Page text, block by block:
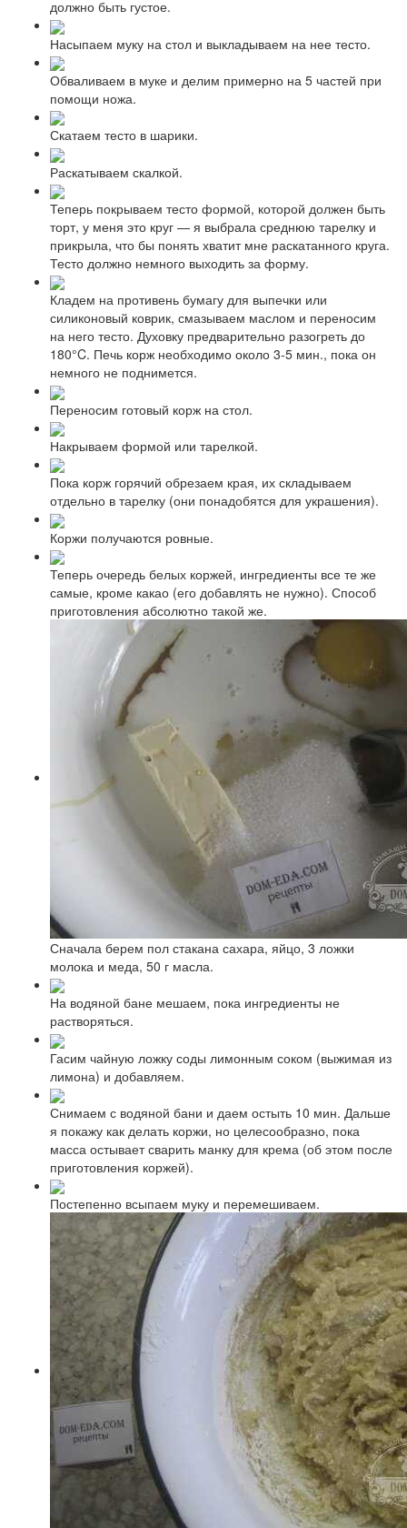
должно быть густое.
Насыпаем муку на стол и выкладываем на нее тесто.
Обваливаем в муке и делим примерно на 5 частей при
помощи ножа.
Скатаем тесто в шарики.
Раскатываем скалкой.
Теперь покрываем тесто формой, которой должен быть
торт, у меня это круг — я выбрала среднюю тарелку и
прикрыла, что бы понять хватит мне раскатанного круга.
Тесто должно немного выходить за форму.
Кладем на противень бумагу для выпечки или
силиконовый коврик, смазываем маслом и переносим
на него тесто. Духовку предварительно разогреть до
180°C. Печь корж необходимо около 3-5 мин., пока он
немного не поднимется.
Переносим готовый корж на стол.
Накрываем формой или тарелкой.
Пока корж горячий обрезаем края, их складываем
отдельно в тарелку (они понадобятся для украшения).
Коржи получаются ровные.
Теперь очередь белых коржей, ингредиенты все те же
самые, кроме какао (его добавлять не нужно). Способ
приготовления абсолютно такой же.
Сначала берем пол стакана сахара, яйцо, 3 ложки
молока и меда, 50 г масла.
На водяной бане мешаем, пока ингредиенты не
растворяться.
Гасим чайную ложку соды лимонным соком (выжимая из
лимона) и добавляем.
Снимаем с водяной бани и даем остыть 10 мин. Дальше
я покажу как делать коржи, но целесообразно, пока
масса остывает сварить манку для крема (об этом после
приготовления коржей).
Постепенно всыпаем муку и перемешиваем.